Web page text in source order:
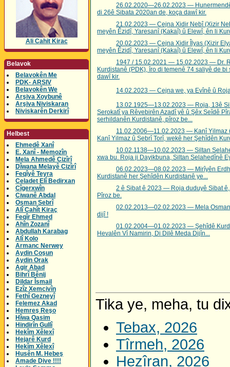
Ali Cahit Kirac
Belavok
Belavokên Me
PDK- ARSIV
Belavokên We
Arşiva Xoybunê
Arşiva Niviskaran
Niviskarên Derkirî
Helbest
Ehmedê Xanî
E. Xanî - Memozîn
Mela Ahmedê Cizîrî
Dîwana Melayê Cizîrî
Feqîyê Teyra
Celadet Elî Bedirxan
Cîgerxwîn
Ciwanê Abdal
Osman Sebrî
Alî Cahît Kiraç
Feqîr Ehmed
Ahîn Zozanî
Abdullah Karabag
Alî Kolo
Armanc Nerwey
Aydin Coşun
Aydin Orak
Agir Abad
Bihrî Bênij
Dildar Îsmail
Ezîz Xemcivîn
Fethî Gezneyî
Felemez Akad
Hemreş Reşo
Hîwa Qasim
Hindirîn Gullî
Hekîm Xêlexî
Hejarê Kurd
Hekîm Xêlexî
Husên M. Hebeş
Amade Dive !!!!
26.02.2020—26.02.2023 —
di 26ê Sibata 2020an de, koça dawî kir.
21.02.2023 — Cejna Xidir Nebî (Xizir
meyên Êzidî, Yaresanî (Kakaî) û Elewî, ên li
20.02.2023 — Cejna Xidir Îlyas (Xizir
meyên Êzidî, Yaresanî (Kakaî) û Elewî, ên li
1947 / 15.02.2021 — 15.02.2023 — Dr.
Kurdistanê (PDK), îro di temenê 74 saliyê de
dawî kir.
14.02.2023 — Cejna we, ya Evînê û
13.02.1925—13.02.2023 — Roja, 13ê
Serokatî ya Rêvebirên Azadî yê û Şêx Seîdê
serhildanên Kurdistanê, pîroz be...
11.02.2006—11.02.2023 — Kanî Yilmaz
Kanî Yilmaz û Sebrî Torî, wekê her Şehîdên
10.02.1138—10.02.2023 — Siltan
xwa bu. Roja ji Dayikbuna, Siltan Selahedînê
06.02.2023—08.02.2023 — Mirîyên
Kurdistanê her Şehîdên Kurdistanê ye...
2 ê Sibat ê 2023 — Roja duduyê Sibat
Pîroz be.
02.02.2013—02.02.2023 — Mela
dijî !
01.02.2004—01.02.2023 — Şehîdê
Hevalên Vî Namirin, Di Dilê Meda Dijîn...
Tika ye, meha, tu
Tebax, 2026
Tîrmeh, 2026
Hezîran, 2026